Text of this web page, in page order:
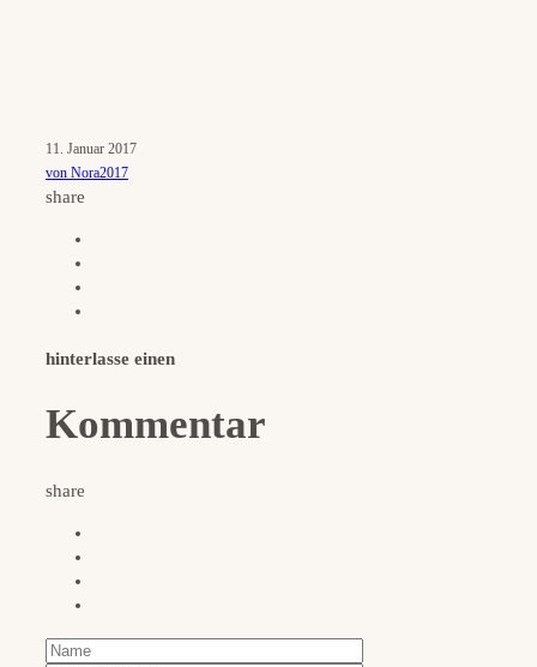
11. Januar 2017
von Nora2017
share
hinterlasse einen
Kommentar
share